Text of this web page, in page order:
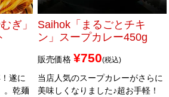
ぎ」
遂に
。乾麺
Saihok「まるごとチキ
ン」スープカレー450g
販売価格 ¥750 税込
当店人気のスープカレーがさらに
美味しくなりました♪超お手軽！